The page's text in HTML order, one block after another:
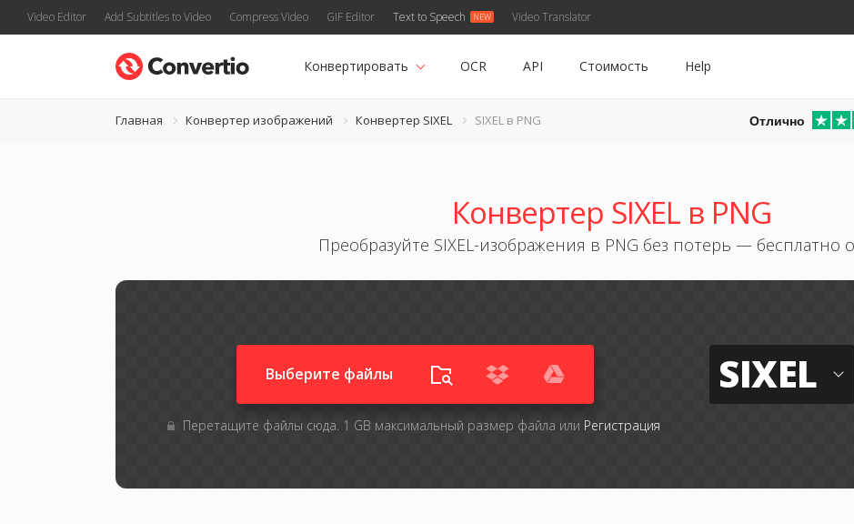
Video Editor Add Subtitles to Video Compress Video GIF Editor Text to Speech Video Translator
Конвертировать OCR API Стоимость Help
Главная Конвертер изображений Конвертер SIXEL SIXEL в PNG Отлично
Конвертер SIXEL в PNG
Преобразуйте SIXEL-изображения в PNG без потерь — бесплатно
Выберите файлы
Перетащите файлы сюда. 1 GB максимальный размер файла или Регистрация
SIXEL